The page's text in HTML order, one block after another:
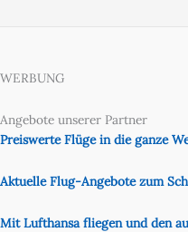
WERBUNG
Angebote unserer Partner
Preiswerte Flüge in die ganze
Aktuelle Flug-Angebote zum
Mit Lufthansa fliegen und den